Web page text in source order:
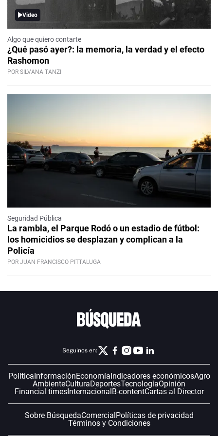
Video
Algo que quiero contarte
¿Qué pasó ayer?: la memoria, la verdad y el efecto
Rashomon
POR SILVANA TANZI
Seguridad Pública
La rambla, el Parque Rodó o un estadio de fútbol:
los homicidios se desplazan y complican a la
Policía
POR JUAN FRANCISCO PITTALUGA
Seguinos en:
Política InformaciónEconomía Indicadores económicosAgro
AmbienteCulturaDeportesTecnologíaOpinión
Financial timesInternacional B-contentCartas al Director
Sobre BúsquedaComercial Políticas de privacidad
Términos y Condiciones